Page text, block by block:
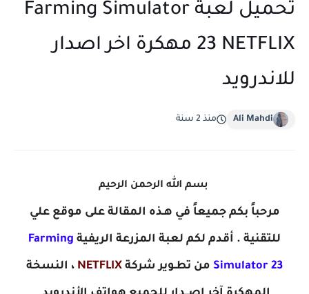
تحميل لعبة Farming Simulator
23 NETFLIX مهكرة اخر اصدار
للاندرويد
Ali Mahdi منذ 2 سنة
بسم الله الرحمن الرحيم
مرحباً بكم جميعاً في هـذه المقالة على موقع علي
للتقنية . أقدم لكم لعبة المزرعة الريفية Farming
Simulator 23 من تطـوير شركة NETFLIX ، النسخة